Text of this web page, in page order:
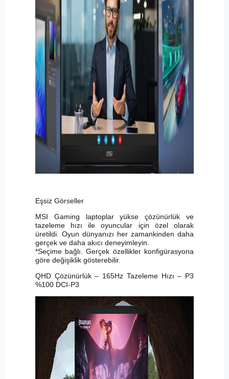
Eşsiz Görseller
MSI Gaming laptoplar yükse çözünürlük ve
tazeleme hızı ile oyuncular için özel olarak
üretildi. Oyun dünyanızı her zamankinden daha
gerçek ve daha akıcı deneyimleyin.
*Seçime bağlı. Gerçek özellikler konfigürasyona
göre değişiklik gösterebilir.
QHD Çözünürlük – 165Hz Tazeleme Hızı – P3
%100 DCI-P3